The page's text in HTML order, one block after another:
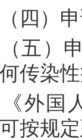
）申
）申
传染
国人
按规